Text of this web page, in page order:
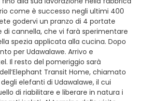
come è successo negli ultimi 400
godervi un pranzo di 4 portate
cannella, che vi farà sperimentare
spezia applicata alla cucina. Dopo
per Udawalawe. Arrivo e
Il resto del pomeriggio sarà
Transit Home, chiamato
elefanti di Udawalawe, il cui
di riabilitare e liberare in natura i